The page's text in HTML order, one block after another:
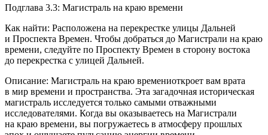
Подглава 3.3: Магистраль на краю времени
Как найти: Расположена на перекрестке улицы Дальней
и Проспекта Времен. Чтобы добраться до Магистрали на краю
времени, следуйте по Проспекту Времен в сторону востока
до перекрестка с улицей Дальней.
Описание: Магистраль на краю времениоткроет вам врата
в мир времени и пространства. Эта загадочная историческая
магистраль исследуется только самыми отважными
исследователями. Когда вы оказываетесь на Магистрали
на краю времени, вы погружаетесь в атмосферу прошлых